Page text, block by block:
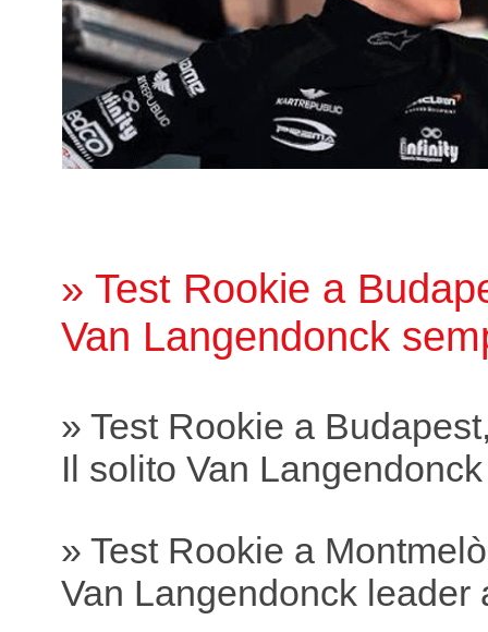
» Test Rookie a
Van Langendonck
» Test Rookie a
Il solito Van
» Test Rookie a Montmelò
Van Langendonck leader